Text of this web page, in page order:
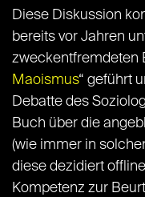
Diese Diskussion
bereits vor Jahren
zweckentfremdeten
Maoismus“ geführt
Debatte des
Buch über die
(wie immer in
diese dezidiert
Kompetenz zur